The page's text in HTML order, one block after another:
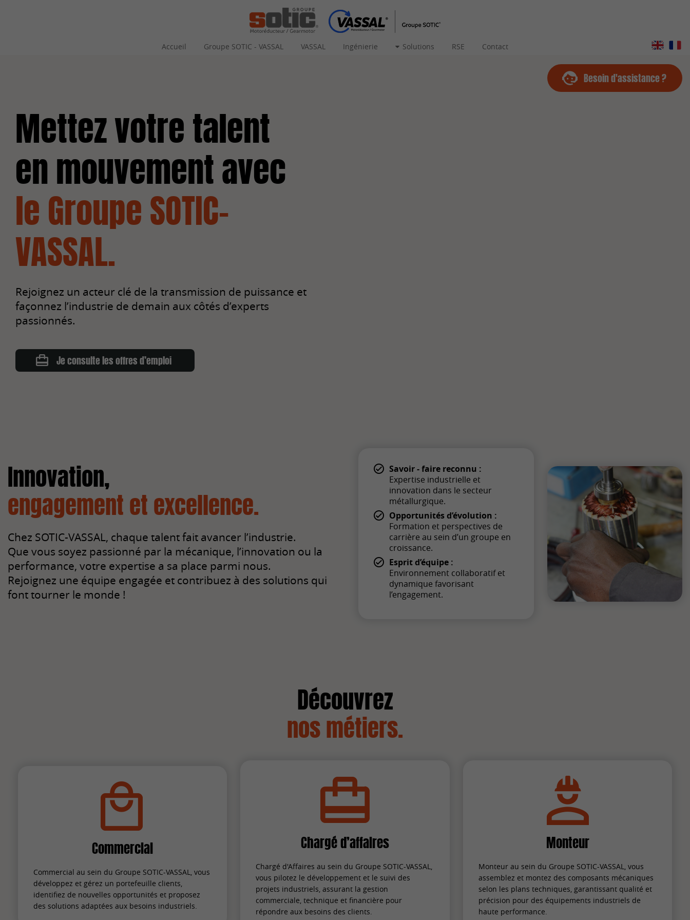
Accueil Groupe SOTIC - VASSAL VASSAL Ingénierie Solutions RSE Contact
Besoin d'assistance ?
Mettez votre talent
en mouvement avec
le Groupe SOTIC-
VASSAL.
Rejoignez un acteur clé de la transmission de puissance et
façonnez l’industrie de demain aux côtés d’experts
passionnés.
Je consulte les offres d’emploi
Innovation,
engagement et excellence.
Chez SOTIC-VASSAL, chaque talent fait avancer l’industrie.
Que vous soyez passionné par la mécanique, l’innovation ou la
performance, votre expertise a sa place parmi nous.
Rejoignez une équipe engagée et contribuez à des solutions qui
font tourner le monde !
Savoir - faire reconnu :
Expertise industrielle et
innovation dans le secteur
métallurgique.
Opportunités d’évolution :
Formation et perspectives de
carrière au sein d’un groupe en
croissance.
Esprit d’équipe :
Environnement collaboratif et
dynamique favorisant
l’engagement.
Découvrez
nos métiers.
Commercial
Commercial au sein du Groupe SOTIC-VASSAL, vous
développez et gérez un portefeuille clients,
identifiez de nouvelles opportunités et proposez
des solutions adaptées aux besoins industriels.
Chargé d’affaires
Chargé d'Affaires au sein du Groupe SOTIC-VASSAL,
vous pilotez le développement et le suivi des
projets industriels, assurant la gestion
commerciale, technique et financière pour
répondre aux besoins des clients.
Monteur
Monteur au sein du Groupe SOTIC-VASSAL, vous
assemblez et montez des composants mécaniques
selon les plans techniques, garantissant qualité et
précision pour des équipements industriels de
haute performance.